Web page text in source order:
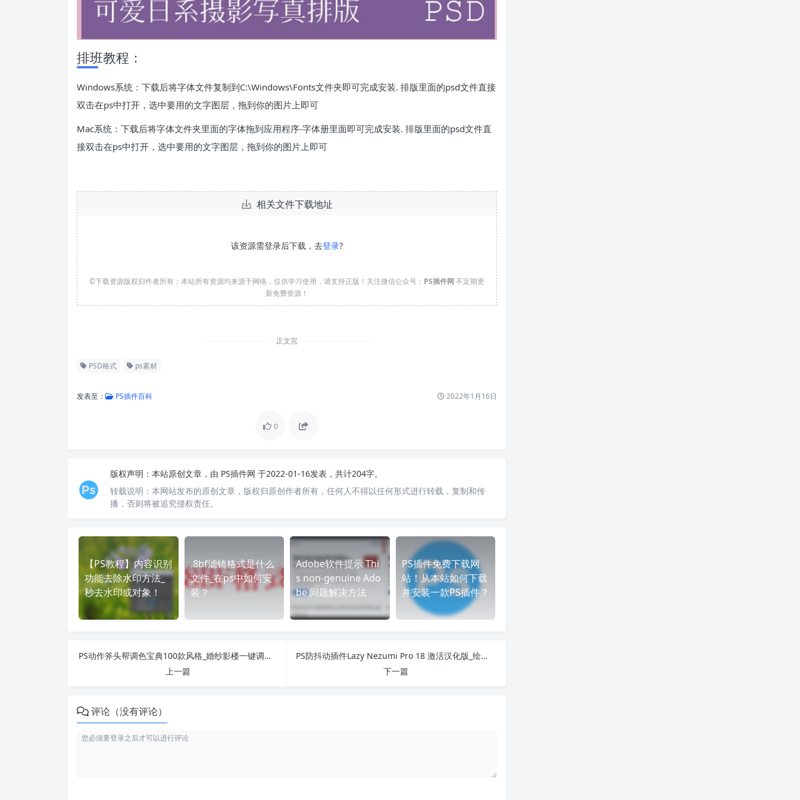
排班教程：
Windows系统：下载后将字体文件复制到C:\Windows\Fonts文件夹即可完成安装. 排版里面的psd文件直接
双击在ps中打开，选中要用的文字图层，拖到你的图片上即可
Mac系统：下载后将字体文件夹里面的字体拖到应用程序-字体册里面即可完成安装. 排版里面的psd文件直
接双击在ps中打开，选中要用的文字图层，拖到你的图片上即可
相关文件下载地址
该资源需登录后下载，去登录?
©下载资源版权归作者所有；本站所有资源均来源于网络，仅供学习使用，请支持正版！关注微信公众号： PS插件网 不定期更
新免费资源！
正文完
PSD格式 ps素材
发表至： PS插件百科 2022年1月16日
0
版权声明： 本站原创文章，由 PS插件网 于2022-01-16发表，共计204字。
转载说明： 本网站发布的原创文章，版权归原创作者所有，任何人不得以任何形式进行转载，复制和传
播，否则将被追究侵权责任。
【PS教程】内容识别
功能去除水印方法_
秒去水印或对象！
.8bf滤镜格式是什么
文件_在ps中如何安
装？
Adobe软件提示 Thi
s non-genuine Ado
be 问题解决方法
PS插件免费下载网
站！从本站如何下载
并安装一款PS插件？
PS动作斧头帮调色宝典100款风格_婚纱影楼一键调色神器
上一篇
PS防抖动插件Lazy Nezumi Pro 18 激活汉化版_绘画辅助利器笔刷稳定系统
下一篇
评论（没有评论）